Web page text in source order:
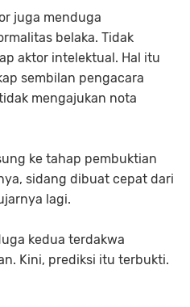
juga menduga
belaka. Tidak
aktor intelektual. Hal itu
sembilan pengacara
mengajukan nota
ke tahap pembuktian
sidang dibuat cepat dari
lagi.
kedua terdakwa
Kini, prediksi itu terbukti.